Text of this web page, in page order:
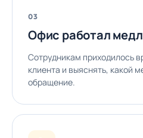
03
Офис работал
Сотрудникам приходилось
клиента и выяснять, какой
обращение.